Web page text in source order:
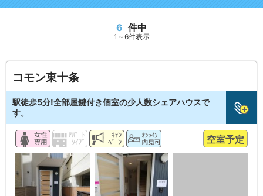
6 件中
1～6件表示
コモン東十条
駅徒歩5分!全部屋鍵付き個室の少人数シェアハウスで
す。
空室予定